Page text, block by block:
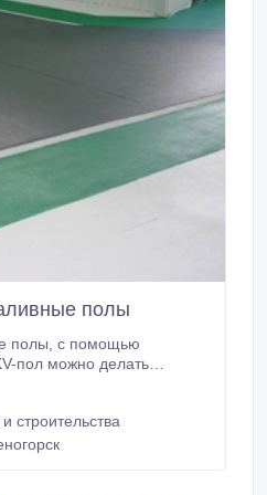
полы
пол можно делать
бетонного
мм); - устройство
строительства